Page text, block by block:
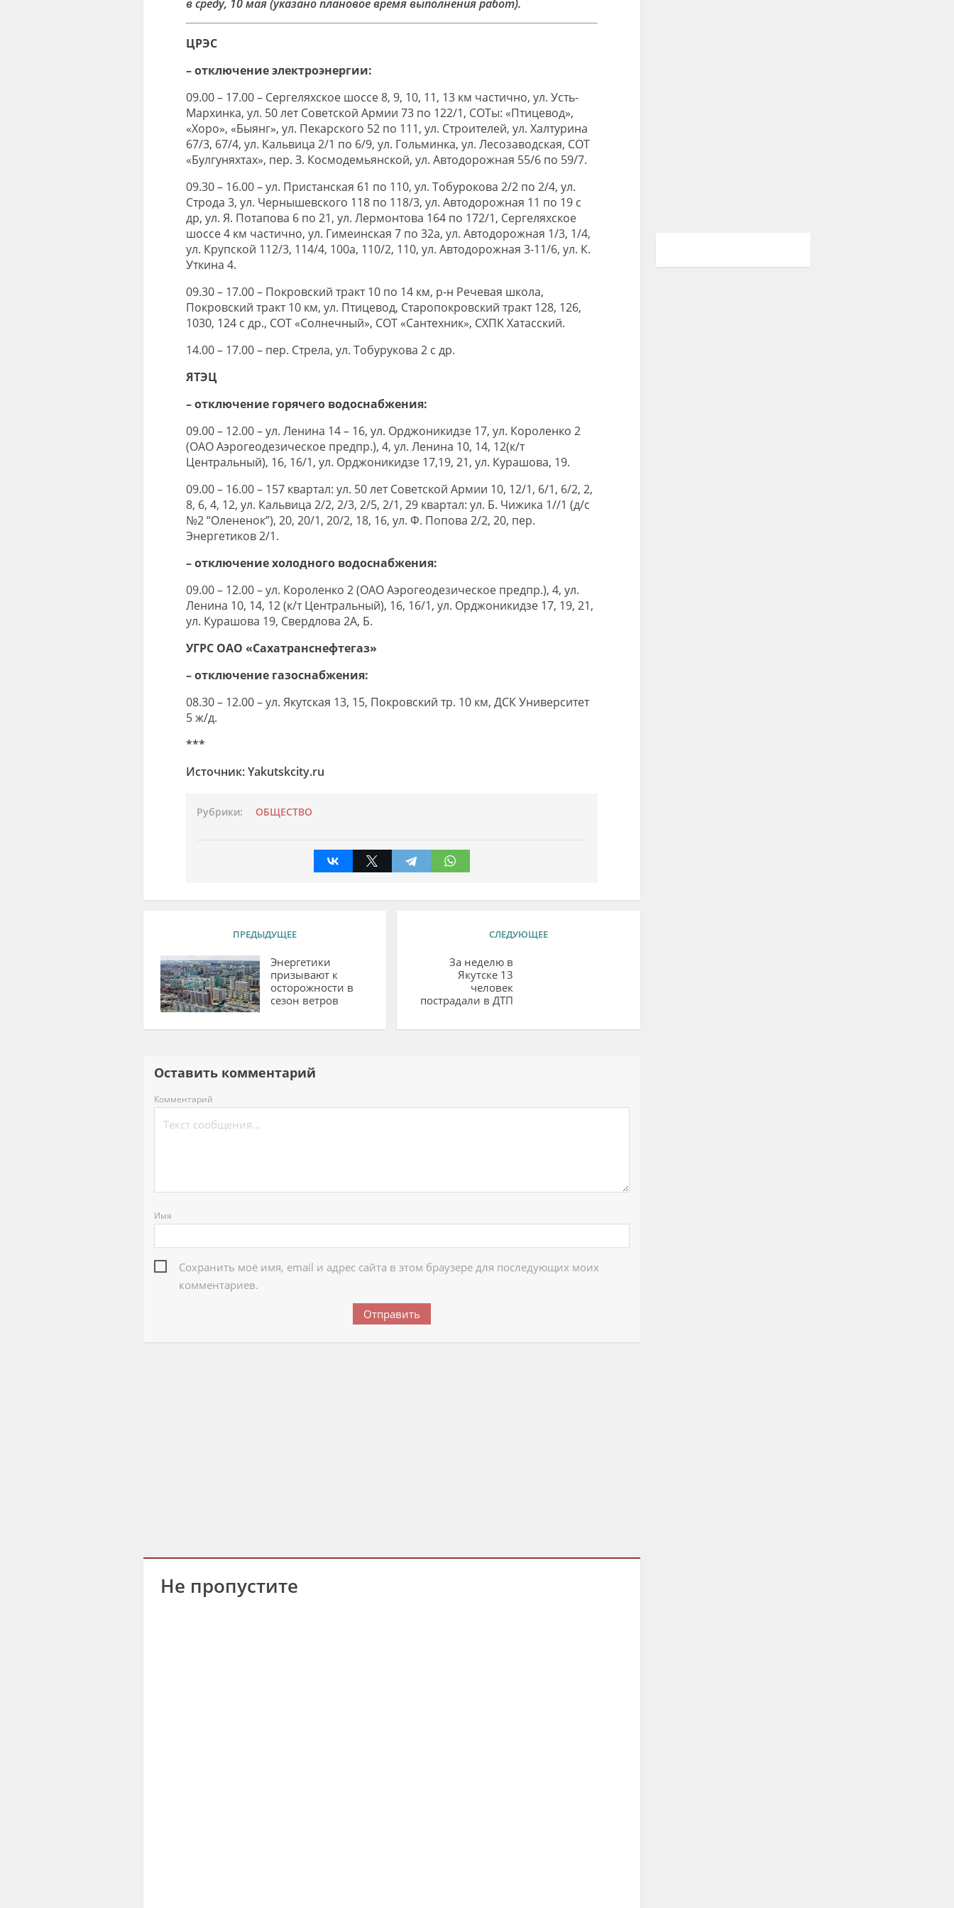
в среду, 10 мая (указано плановое время выполнения работ).
ЦРЭС
– отключение электроэнергии:
09.00 – 17.00 – Сергеляхское шоссе 8, 9, 10, 11, 13 км частично, ул. Усть-
Мархинка, ул. 50 лет Советской Армии 73 по 122/1, СОТы: «Птицевод»,
«Хоро», «Быянг», ул. Пекарского 52 по 111, ул. Строителей, ул. Халтурина
67/3, 67/4, ул. Кальвица 2/1 по 6/9, ул. Гольминка, ул. Лесозаводская, СОТ
«Булгуняхтах», пер. З. Космодемьянской, ул. Автодорожная 55/6 по 59/7.
09.30 – 16.00 – ул. Пристанская 61 по 110, ул. Тобурокова 2/2 по 2/4, ул.
Строда 3, ул. Чернышевского 118 по 118/3, ул. Автодорожная 11 по 19 с
др, ул. Я. Потапова 6 по 21, ул. Лермонтова 164 по 172/1, Сергеляхское
шоссе 4 км частично, ул. Гимеинская 7 по 32а, ул. Автодорожная 1/3, 1/4,
ул. Крупской 112/3, 114/4, 100а, 110/2, 110, ул. Автодорожная 3-11/6, ул. К.
Уткина 4.
09.30 – 17.00 – Покровский тракт 10 по 14 км, р-н Речевая школа,
Покровский тракт 10 км, ул. Птицевод, Старопокровский тракт 128, 126,
1030, 124 с др., СОТ «Солнечный», СОТ «Сантехник», СХПК Хатасский.
14.00 – 17.00 – пер. Стрела, ул. Тобурукова 2 с др.
ЯТЭЦ
– отключение горячего водоснабжения:
09.00 – 12.00 – ул. Ленина 14 – 16, ул. Орджоникидзе 17, ул. Короленко 2
(ОАО Аэрогеодезическое предпр.), 4, ул. Ленина 10, 14, 12(к/т
Центральный), 16, 16/1, ул. Орджоникидзе 17,19, 21, ул. Курашова, 19.
09.00 – 16.00 – 157 квартал: ул. 50 лет Советской Армии 10, 12/1, 6/1, 6/2, 2,
8, 6, 4, 12, ул. Кальвица 2/2, 2/3, 2/5, 2/1, 29 квартал: ул. Б. Чижика 1//1 (д/с
№2 “Олененок”), 20, 20/1, 20/2, 18, 16, ул. Ф. Попова 2/2, 20, пер.
Энергетиков 2/1.
– отключение холодного водоснабжения:
09.00 – 12.00 – ул. Короленко 2 (ОАО Аэрогеодезическое предпр.), 4, ул.
Ленина 10, 14, 12 (к/т Центральный), 16, 16/1, ул. Орджоникидзе 17, 19, 21,
ул. Курашова 19, Свердлова 2А, Б.
УГРС ОАО «Сахатранснефтегаз»
– отключение газоснабжения:
08.30 – 12.00 – ул. Якутская 13, 15, Покровский тр. 10 км, ДСК Университет
5 ж/д.
***
Источник: Yakutskcity.ru
Рубрики: ОБЩЕСТВО
ПРЕДЫДУЩЕЕ
Энергетики
призывают к
осторожности в
сезон ветров
СЛЕДУЮЩЕЕ
За неделю в
Якутске 13
человек
пострадали в ДТП
Оставить комментарий
Комментарий
Имя
Сохранить моё имя, email и адрес сайта в этом браузере для последующих моих
комментариев.
Не пропустите